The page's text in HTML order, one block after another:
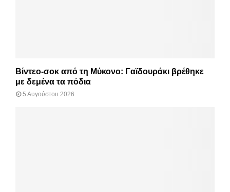
Βίντεο-σοκ από τη Μύκονο: Γαϊδουράκι βρέθηκε
με δεμένα τα πόδια
5 Αυγούστου 2026